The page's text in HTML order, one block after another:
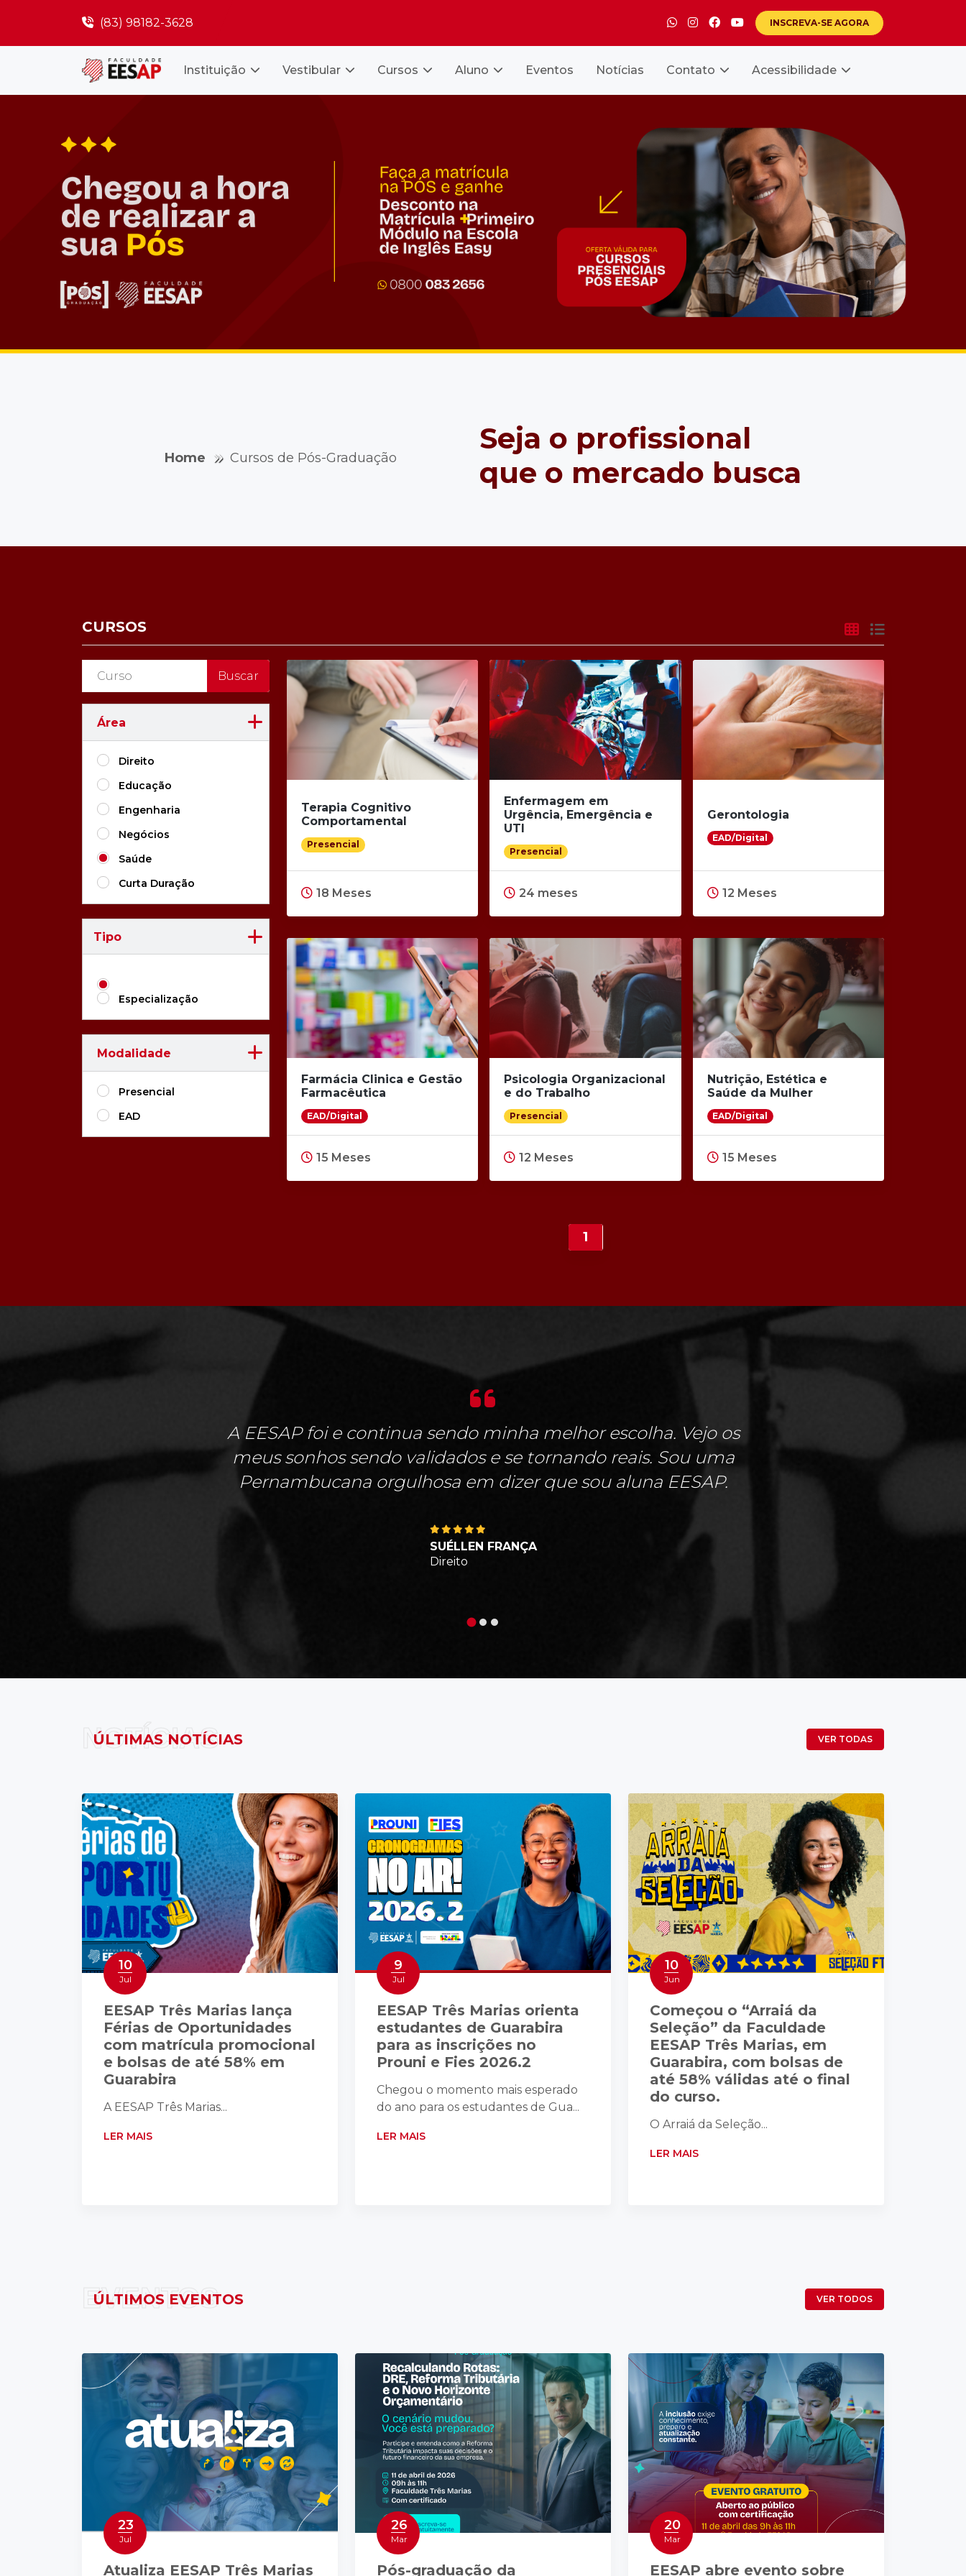
(83) 98182-3628 INSCREVA-SE AGORA
Instituição Vestibular Cursos Aluno Eventos Notícias Contato Acessibilidade
Home Cursos de Pós-Graduação
Seja o profissional
que o mercado busca
CURSOS
Área
Direito
Educação
Engenharia
Negócios
Saúde
Curta Duração
Tipo
Especialização
Modalidade
Presencial
EAD
Terapia Cognitivo
Comportamental
Presencial
18 Meses
Enfermagem em
Urgência, Emergência e
UTI
Presencial
24 meses
Gerontologia
EAD/Digital
12 Meses
Farmácia Clinica e Gestão
Farmacêutica
EAD/Digital
15 Meses
Psicologia Organizacional
e do Trabalho
Presencial
12 Meses
Nutrição, Estética e
Saúde da Mulher
EAD/Digital
15 Meses
1
A EESAP foi e continua sendo minha melhor escolha. Vejo os
meus sonhos sendo validados e se tornando reais. Sou uma
Pernambucana orgulhosa em dizer que sou aluna EESAP.
SUÉLLEN FRANÇA
Direito
ÚLTIMAS NOTÍCIAS
NOTÍCIAS VER TODAS
10
Jul
EESAP Três Marias lança
Férias de Oportunidades
com matrícula promocional
e bolsas de até 58% em
Guarabira
A EESAP Três Marias...
LER MAIS
9
Jul
EESAP Três Marias orienta
estudantes de Guarabira
para as inscrições no
Prouni e Fies 2026.2
Chegou o momento mais esperado
do ano para os estudantes de Gua...
LER MAIS
10
Jun
Começou o “Arraiá da
Seleção” da Faculdade
EESAP Três Marias, em
Guarabira, com bolsas de
até 58% válidas até o final
do curso.
O Arraiá da Seleção...
LER MAIS
ÚLTIMOS EVENTOS
EVENTOS VER TODOS
23
Jul
Atualiza EESAP Três Marias
26
Mar
Pós-graduação da
20
Mar
EESAP abre evento sobre